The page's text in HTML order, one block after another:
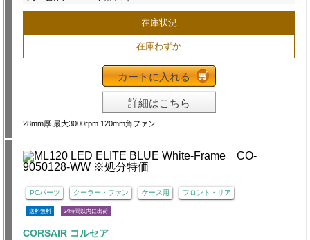
在庫状況
在庫わずか
カートに入れる
詳細はこちら
28mm厚 最大3000rpm 120mm角ファン
PCパーツ クーラー・ファン ケース用 フロント・リア
送料無料 24時間以内に出荷
CORSAIR コルセア